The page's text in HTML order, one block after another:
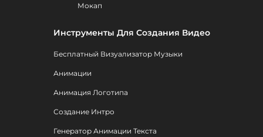
Мокап
Инструменты Для Создания Видео
Бесплатный Визуализатор Музыки
Анимации
Анимация Логотипа
Создание Интро
Генератор Анимации Текста